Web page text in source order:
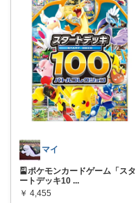
マイ
🎴ポケモンカードゲーム「スタ
ートデッキ10 ...
￥ 4,455